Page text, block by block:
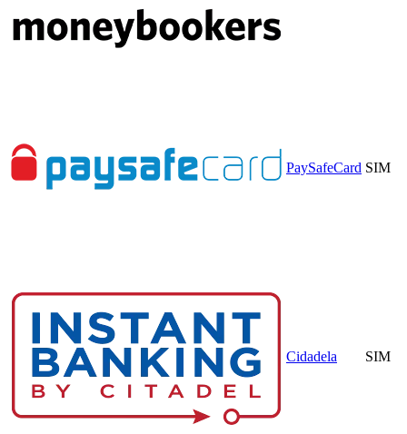
PaySafeCard SIM
Cidadela SIM